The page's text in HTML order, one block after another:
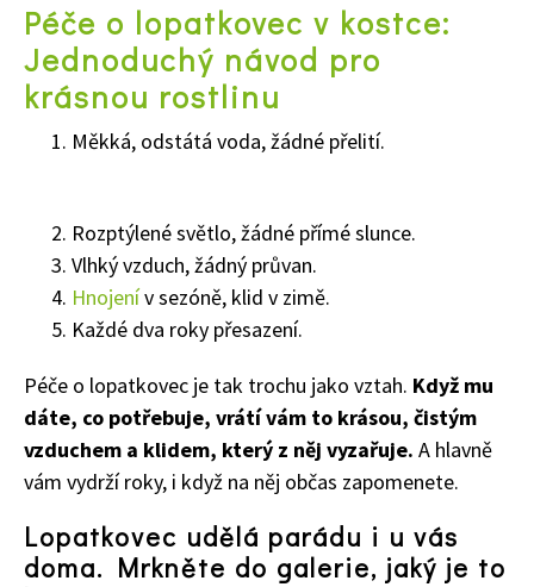
65 Kč
Naše krásná zahrada Speciál
Péče o lopatkovec v kostce:
Jednoduchý návod pro
krásnou rostlinu
Měkká, odstátá voda, žádné přelití.
Rozptýlené světlo, žádné přímé slunce.
Vlhký vzduch, žádný průvan.
Hnojenív sezóně, klid v zimě.
Každé dva roky přesazení.
Péče o lopatkovec je tak trochu jako vztah. Když mu
dáte, co potřebuje, vrátí vám to krásou, čistým
vzduchem a klidem, který z něj vyzařuje. A hlavně
vám vydrží roky, i když na něj občas zapomenete.
Lopatkovec udělá parádu i u vás
doma. Mrkněte do galerie, jaký je to